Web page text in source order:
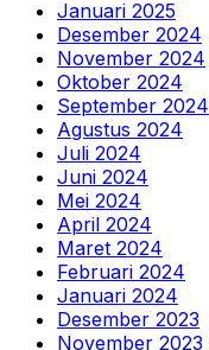
Januari 2025
Desember 2024
November 2024
Oktober 2024
September 2024
Agustus 2024
Juli 2024
Juni 2024
Mei 2024
April 2024
Maret 2024
Februari 2024
Januari 2024
Desember 2023
November 2023